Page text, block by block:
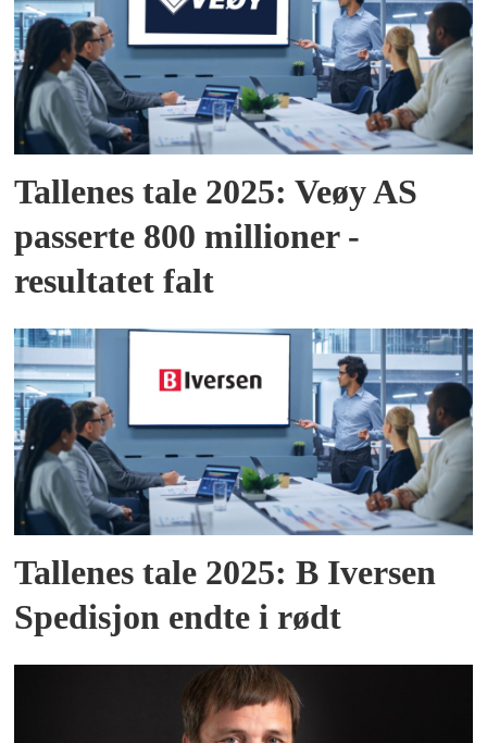
Tallenes tale 2025: Veøy AS
passerte 800 millioner -
resultatet falt
Tallenes tale 2025: B Iversen
Spedisjon endte i rødt